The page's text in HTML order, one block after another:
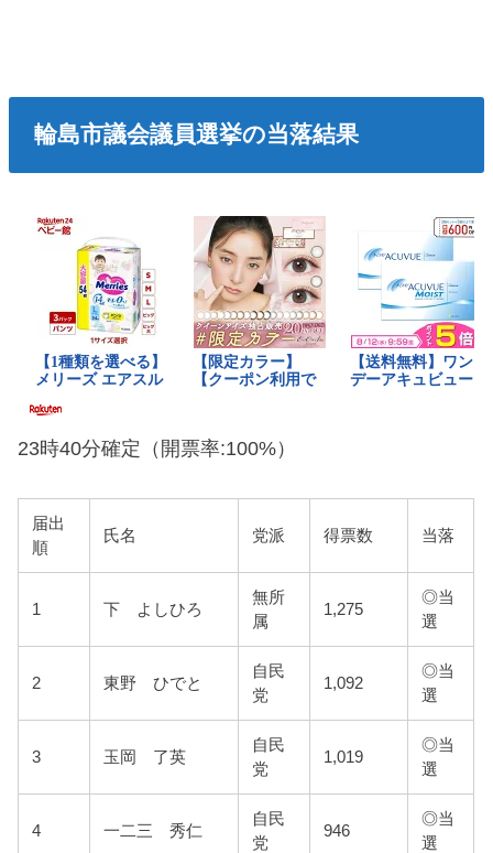
輪島市議会議員選挙の当落結果
23時40分確定（開票率:100%）
届出
順
氏名 党派 得票数 当落
1 下 よしひろ
無所
属
1,275
◎当
選
2 東野 ひでと
自民
党
1,092
◎当
選
3 玉岡 了英
自民
党
1,019
◎当
選
4 一二三 秀仁
自民
党
946
◎当
選